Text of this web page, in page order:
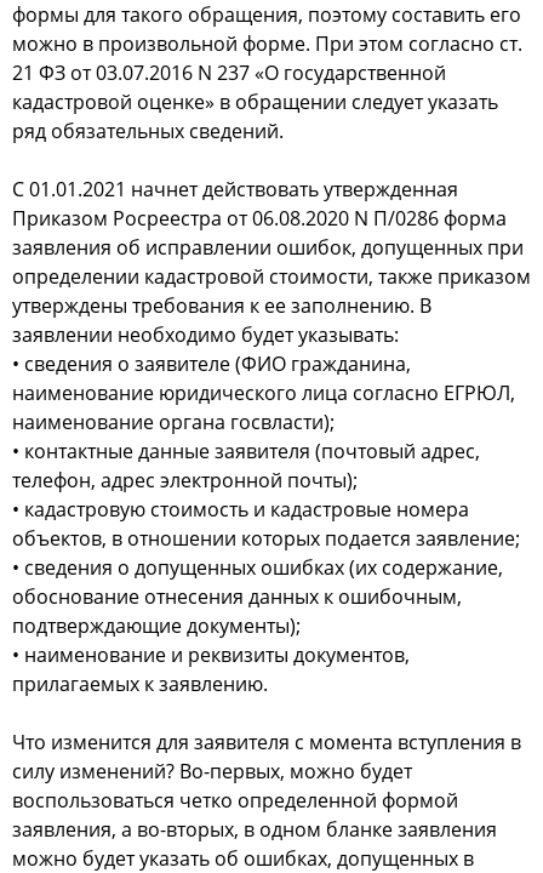
формы для такого обращения, поэтому составить его
можно в произвольной форме. При этом согласно ст.
21 ФЗ от 03.07.2016 N 237 «О государственной
кадастровой оценке» в обращении следует указать
ряд обязательных сведений.
С 01.01.2021 начнет действовать утвержденная
Приказом Росреестра от 06.08.2020 N П/0286 форма
заявления об исправлении ошибок, допущенных при
определении кадастровой стоимости, также приказом
утверждены требования к ее заполнению. В
заявлении необходимо будет указывать:
• сведения о заявителе (ФИО гражданина,
наименование юридического лица согласно ЕГРЮЛ,
наименование органа госвласти);
• контактные данные заявителя (почтовый адрес,
телефон, адрес электронной почты);
• кадастровую стоимость и кадастровые номера
объектов, в отношении которых подается заявление;
• сведения о допущенных ошибках (их содержание,
обоснование отнесения данных к ошибочным,
подтверждающие документы);
• наименование и реквизиты документов,
прилагаемых к заявлению.
Что изменится для заявителя с момента вступления в
силу изменений? Во-первых, можно будет
воспользоваться четко определенной формой
заявления, а во-вторых, в одном бланке заявления
можно будет указать об ошибках, допущенных в